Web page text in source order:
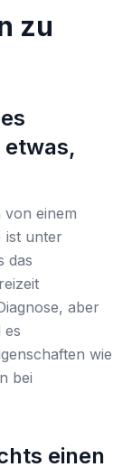
zu
von einem
ist unter
das
aber
es
wie
bei
einen